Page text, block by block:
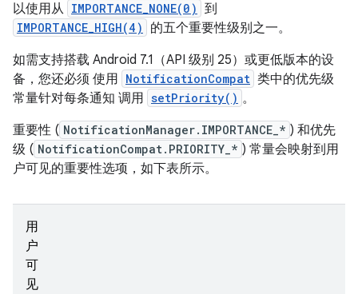
以使用从 IMPORTANCE_NONE(0) 到
IMPORTANCE_HIGH(4)
的五个重要性级别之一。
如需支持搭载 Android 7.1（API 级别 25）或更低版本的设
备，您还必须 使用 NotificationCompat 类中的优先级
常量针对每条通知 调用 setPriority() 。
重要性 ( NotificationManager.IMPORTANCE_* ) 和优先
级 ( NotificationCompat.PRIORITY_* ) 常量会映射到用
户可见的重要性选项，如下表所示。
用
户
可
见